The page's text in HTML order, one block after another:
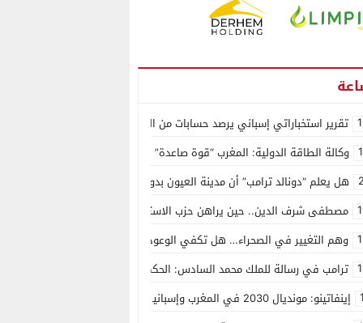
تقرير استخباراتي إسباني يرصد حسابات من الجزائر وأرقاما بـ”213+” ضمن حملة رقمية منظمة حرّضت على اقتحام سبتة
وكالة الطاقة الدولية: المغرب “قوة صاعدة” في سوق المعادن الاستراتيجية
هل يعلم “دونالد ترامب” أن مدينة العيون بدون ماء؟
مصطفى شرف الدين.. حين يراهن حزب الاستقلال على الكفاءة ويمنح الشباب
وهم التغيير في الصحراء… هل تكفي الوعود الفارغة لصناعة الواقع؟
ترامب في رسالة للملك محمد السادس: الحكم الذاتي هو الأساس الوحيد لحل
إينفاتينو: مونديال 2030 في المغرب وإسبانيا والبرتغال سيكون “الأجمل في التاريخ”